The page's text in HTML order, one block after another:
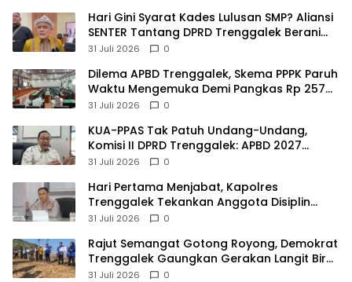
Hari Gini Syarat Kades Lulusan SMP? Aliansi
SENTER Tantang DPRD Trenggalek Berani
Gunakan Open Legal Policy!
31 Juli 2026 0
Dilema APBD Trenggalek, Skema PPPK Paruh
Waktu Mengemuka Demi Pangkas Rp 257
Miliar
31 Juli 2026 0
KUA-PPAS Tak Patuh Undang-Undang,
Komisi II DPRD Trenggalek: APBD 2027
Terancam Sanksi
31 Juli 2026 0
Hari Pertama Menjabat, Kapolres
Trenggalek Tekankan Anggota Disiplin
Hindari Pelanggaran
31 Juli 2026 0
​Rajut Semangat Gotong Royong, Demokrat
Trenggalek Gaungkan Gerakan Langit Biru
di Pantai Konang
31 Juli 2026 0